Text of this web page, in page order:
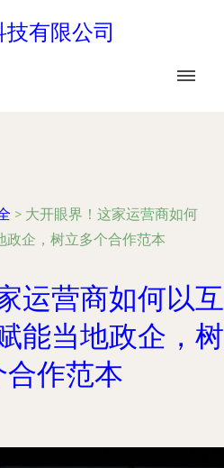
技有限公司
> 大开眼界！这家运营商如何
政企，树立多个合作范本
运营商如何以互
能当地政企，树
合作范本